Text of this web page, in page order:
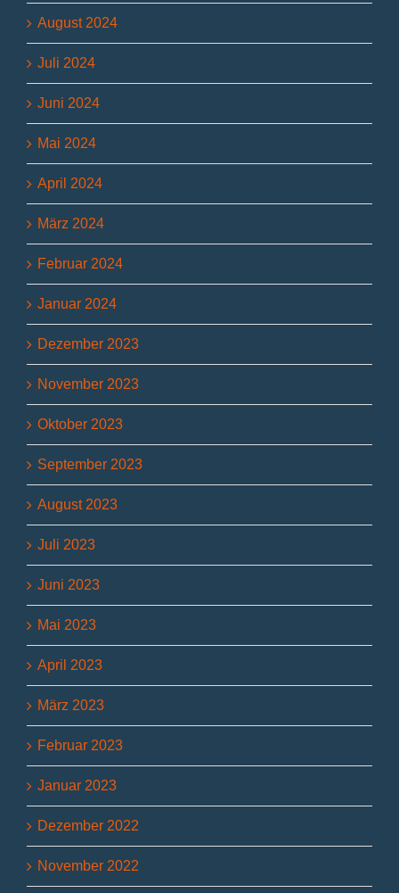
August 2024
Juli 2024
Juni 2024
Mai 2024
April 2024
März 2024
Februar 2024
Januar 2024
Dezember 2023
November 2023
Oktober 2023
September 2023
August 2023
Juli 2023
Juni 2023
Mai 2023
April 2023
März 2023
Februar 2023
Januar 2023
Dezember 2022
November 2022